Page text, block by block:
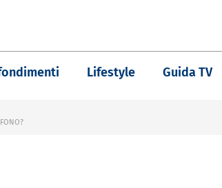
Lifestyle Guida TV